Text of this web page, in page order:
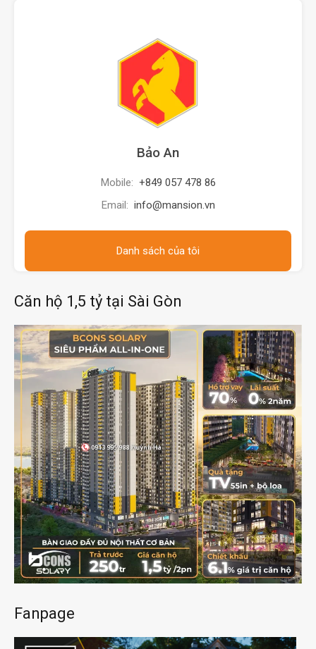
Bảo An
Mobile: +849 057 478 86
Email: info@mansion.vn
Danh sách của tôi
Căn hộ 1,5 tỷ tại Sài Gòn
Fanpage